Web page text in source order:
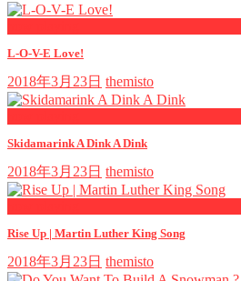
L-O-V-E Love!
2018年3月23日 themisto
Skidamarink A Dink A Dink
2018年3月23日 themisto
Rise Up | Martin Luther King Song
2018年3月23日 themisto